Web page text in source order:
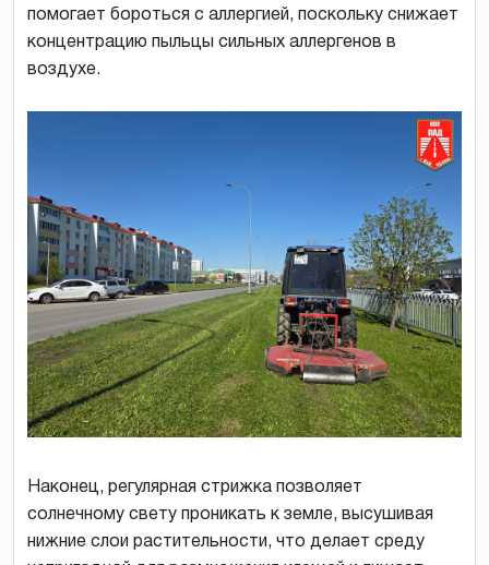
помогает бороться с аллергией, поскольку снижает
концентрацию пыльцы сильных аллергенов в
воздухе.
Наконец, регулярная стрижка позволяет
солнечному свету проникать к земле, высушивая
нижние слои растительности, что делает среду